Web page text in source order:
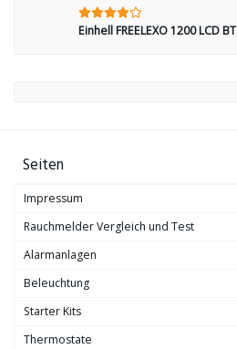
Einhell FREELEXO 1200 LCD BT
Seiten
Impressum
Rauchmelder Vergleich und Test
Alarmanlagen
Beleuchtung
Starter Kits
Thermostate